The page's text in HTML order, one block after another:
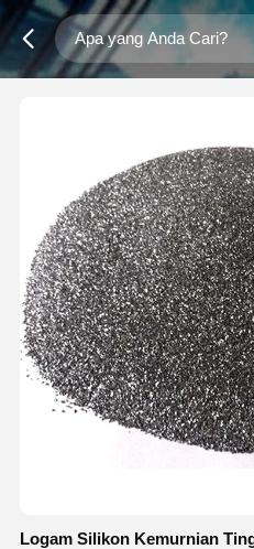
Logam Silikon Kemurnian